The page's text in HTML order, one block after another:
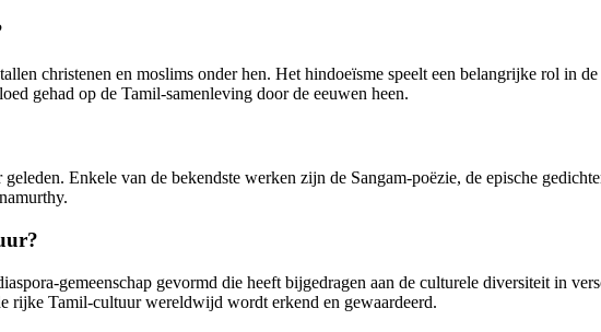
christenen en moslims onder hen. Het hindoeïsme speelt een belangrijke rol in
gehad op de Tamil-samenleving door de eeuwen heen.
Enkele van de bekendste werken zijn de Sangam-poëzie, de epische
gemeenschap gevormd die heeft bijgedragen aan de culturele diversiteit in
rijke Tamil-cultuur wereldwijd wordt erkend en gewaardeerd.